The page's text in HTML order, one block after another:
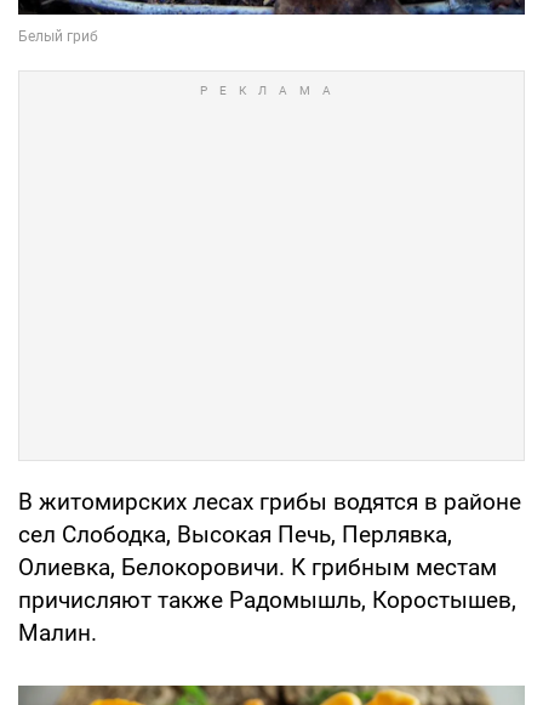
В житомирских лесах грибы водятся в районе
сел Слободка, Высокая Печь, Перлявка,
Олиевка, Белокоровичи. К грибным местам
причисляют также Радомышль, Коростышев,
Малин.